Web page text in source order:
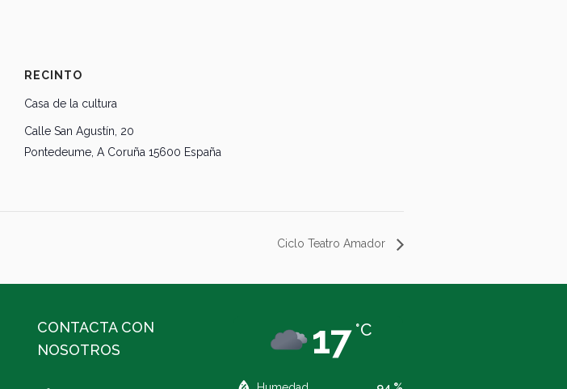
RECINTO
Casa de la cultura
Calle San Agustín, 20
Pontedeume A Coruña 15600 España
Ciclo Teatro Amador
CONTACTA CON
NOSOTROS
17 °C